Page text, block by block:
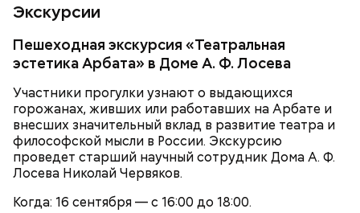
Экскурсии
Пешеходная экскурсия «Театральная
эстетика Арбата» в Доме А. Ф. Лосева
Участники прогулки узнают о выдающихся
горожанах, живших или работавших на Арбате и
внесших значительный вклад в развитие театра и
философской мысли в России. Экскурсию
проведет старший научный сотрудник Дома А. Ф.
Лосева Николай Червяков.
Когда: 16 сентября — с 16:00 до 18:00.
Историческая часть парка — Нескучный сад —
является памятником садово-паркового искусства.
Здесь можно погулять в тени многовековых
деревьев, покормить уток в пруду или провести